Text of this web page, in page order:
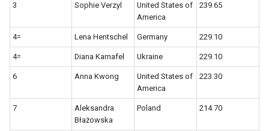
3 Sophie Verzyl
United States of
America
239.65
4= Lena Hentschel Germany 229.10
4= Diana Karnafel Ukraine 229.10
6 Anna Kwong
United States of
America
223.30
7
Aleksandra
Błażowska
Poland 214.70